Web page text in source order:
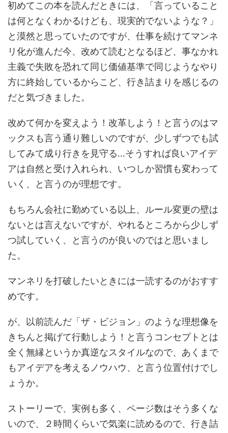
初めてこの本を読んだときには、「言っていること
は何となくわかるけども、現実的でないような？」
と漠然と思っていたのですが、仕事を続けてマンネ
リ化が進んだ今、改めて読むとなるほど、事なかれ
主義で失敗を恐れて同じ価値基準で同じようなやり
方に終始しているからこど、行き詰まりを感じるの
だと気づきました。
改めて何かを変えよう！改革しよう！と言うのはマ
ックスも言う通り難しいのですが、少しずつでも試
してみて成り行きを見守る…そうすれば良いアイデ
アは自然と受け入れられ、いつしか習慣も変わって
いく、と言うのが理想です。
もちろん会社に勤めている以上、ルール変更の壁は
ないとは言えないですが、やれるところから少しず
つ試していく、と言うのが良いのではと思いまし
た。
マンネリを打破したいときには一読するのがおすす
めです。
が、以前読んだ「ザ・ビジョン」のような理想像を
きちんと掲げて行動しよう！と言うコンセプトとは
全く無縁というか真逆なスタイルなので、あくまで
もアイデアを考えるノウハウ、と言う位置付けでし
ょうか。
ストーリーで、実例も多く、ページ数はそう多くな
いので、２時間くらいで気楽に読めるので、行き詰